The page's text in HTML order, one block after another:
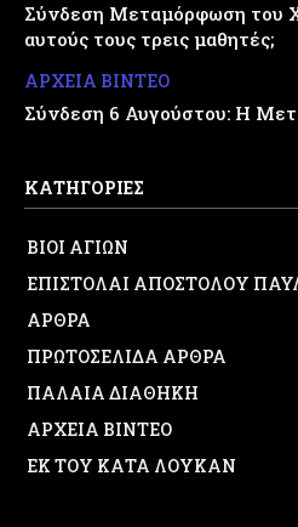
Σύνδεση Μεταμόρφωση του
αυτούς τους τρεις μαθητές;
ΑΡΧΕΙΑ ΒΙΝΤΕΟ
Σύνδεση 6 Αυγούστου: Η
ΚΑΤΗΓΟΡΙΕΣ
ΒΙΟΙ ΑΓΙΩΝ
ΕΠΙΣΤΟΛΑΙ ΑΠΟΣΤΟΛΟΥ
ΑΡΘΡΑ
ΠΡΩΤΟΣΕΛΙΔΑ ΑΡΘΡΑ
ΠΑΛΑΙΑ ΔΙΑΘΗΚΗ
ΑΡΧΕΙΑ ΒΙΝΤΕΟ
ΕΚ ΤΟΥ ΚΑΤΑ ΛΟΥΚΑΝ